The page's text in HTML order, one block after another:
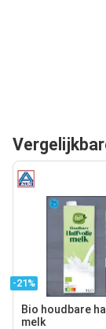
-21%
Bio houdbare
melk